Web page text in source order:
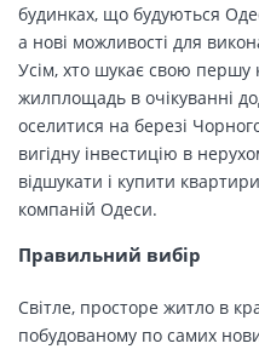
будинках, що будуються
а нові можливості для
Усім, хто шукає свою
жилплощадь в очікуванні
оселитися на березі
вигідну інвестицію в
відшукати і купити
компаній Одеси.
Правильний вибір
Світле, просторе житло в
побудованому по самих